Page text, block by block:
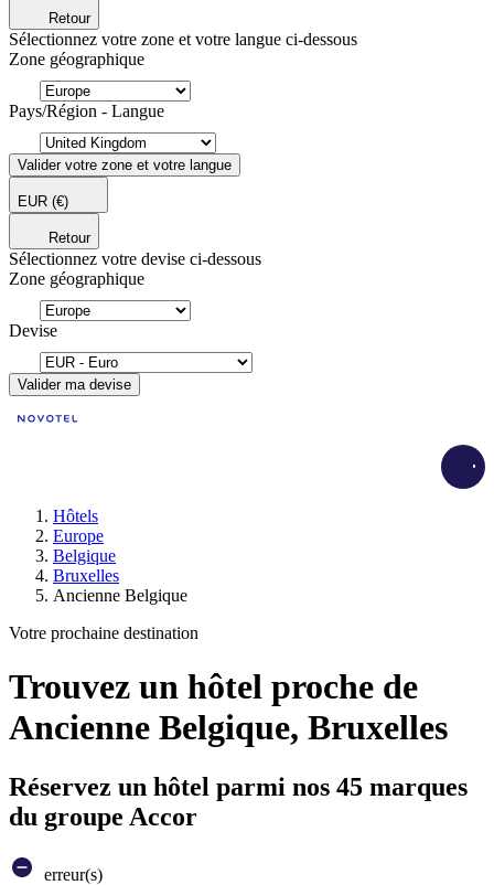
Retour
Sélectionnez votre zone et votre langue ci-dessous
Zone géographique
Pays/Région - Langue
Valider votre zone et votre langue
EUR (€)
Retour
Sélectionnez votre devise ci-dessous
Zone géographique
Devise
Valider ma devise
Hôtels
Europe
Belgique
Bruxelles
Ancienne Belgique
Votre prochaine destination
Trouvez un hôtel proche de
Ancienne Belgique, Bruxelles
Réservez un hôtel parmi nos 45 marques
du groupe Accor
erreur(s)